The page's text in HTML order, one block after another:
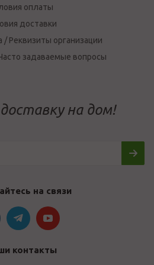
оплаты
доставки
/ Реквизиты организации
задаваемые вопросы
на дом!
на связи
контакты